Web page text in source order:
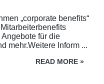
„corporate benefits“
für die
mehr.Weitere Inform ...
READ MORE »